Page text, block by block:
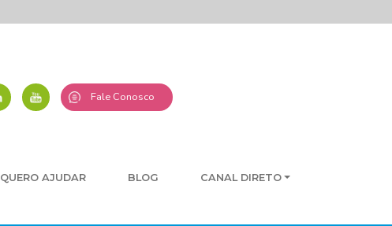
Fale Conosco
QUERO AJUDAR BLOG CANAL DIRETO